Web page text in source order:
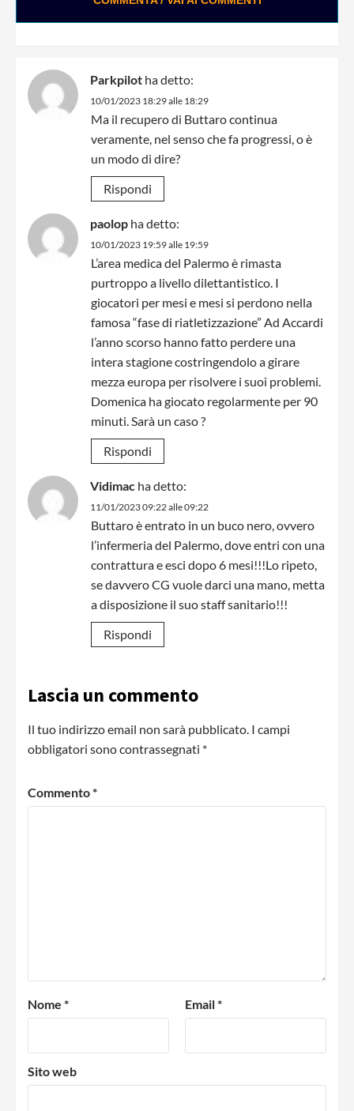
Parkpilot ha detto:
10/01/2023 18:29 alle 18:29
Ma il recupero di Buttaro continua
veramente, nel senso che fa progressi, o è
un modo di dire?
Rispondi
paolop ha detto:
10/01/2023 19:59 alle 19:59
L’area medica del Palermo è rimasta
purtroppo a livello dilettantistico. I
giocatori per mesi e mesi si perdono nella
famosa “fase di riatletizzazione” Ad Accardi
l’anno scorso hanno fatto perdere una
intera stagione costringendolo a girare
mezza europa per risolvere i suoi problemi.
Domenica ha giocato regolarmente per 90
minuti. Sarà un caso ?
Rispondi
Vidimac ha detto:
11/01/2023 09:22 alle 09:22
Buttaro è entrato in un buco nero, ovvero
l’infermeria del Palermo, dove entri con una
contrattura e esci dopo 6 mesi!!!Lo ripeto,
se davvero CG vuole darci una mano, metta
a disposizione il suo staff sanitario!!!
Rispondi
Lascia un commento
Il tuo indirizzo email non sarà pubblicato. I campi
obbligatori sono contrassegnati *
Commento*
Nome * Email*
Sito web